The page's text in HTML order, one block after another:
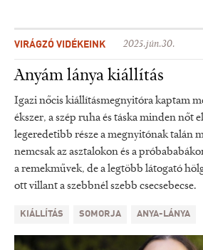
VIRÁGZÓ VIDÉKEINK 2025.jún.30.
Anyám lánya kiállítás
Igazi nőcis kiállításmegnyitóra kaptam
ékszer, a szép ruha és táska minden nőt
legeredetibb része a megnyitónak talán
nemcsak az asztalokon és a
a remekművek, de a legtöbb látogató
ott villant a szebbnél szebb csecsebecse.
KIÁLLÍTÁS SOMORJA ANYA-LÁNYA